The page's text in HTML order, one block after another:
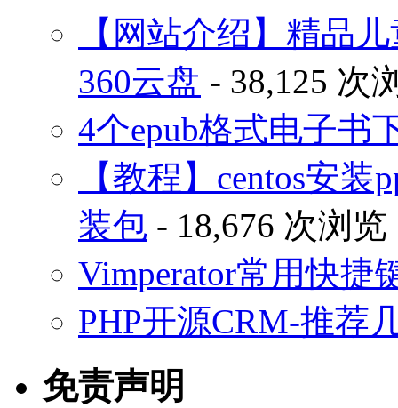
【网站介绍】精品
360云盘 - 38,125 次
4个epub格式电子书
【教程】centos安
装包 - 18,676 次浏览
Vimperator常用快捷
PHP开源CRM-推荐
免责声明